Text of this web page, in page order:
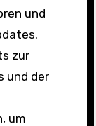
und
zur
und der
um